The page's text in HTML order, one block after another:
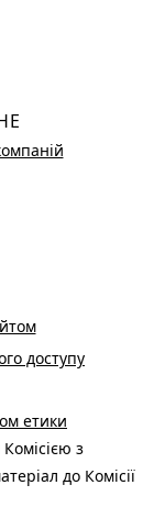
доступу
етики
з
до Комісії